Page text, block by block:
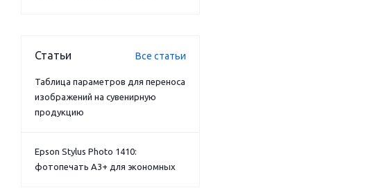
Статьи Все статьи
Таблица параметров для переноса
изображений на сувенирную
продукцию
Epson Stylus Photo 1410:
фотопечать А3+ для экономных